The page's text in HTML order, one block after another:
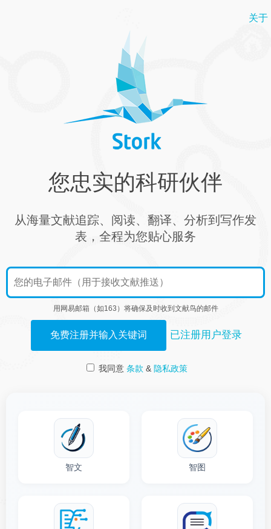
关于
您忠实的科研伙伴
从海量文献追踪、阅读、翻译、分析到写作发
表，全程为您贴心服务
用网易邮箱（如163）将确保及时收到文献鸟的邮件
免费注册并输入关键词 已注册用户登录
我同意 条款 & 隐私政策
智文 智图